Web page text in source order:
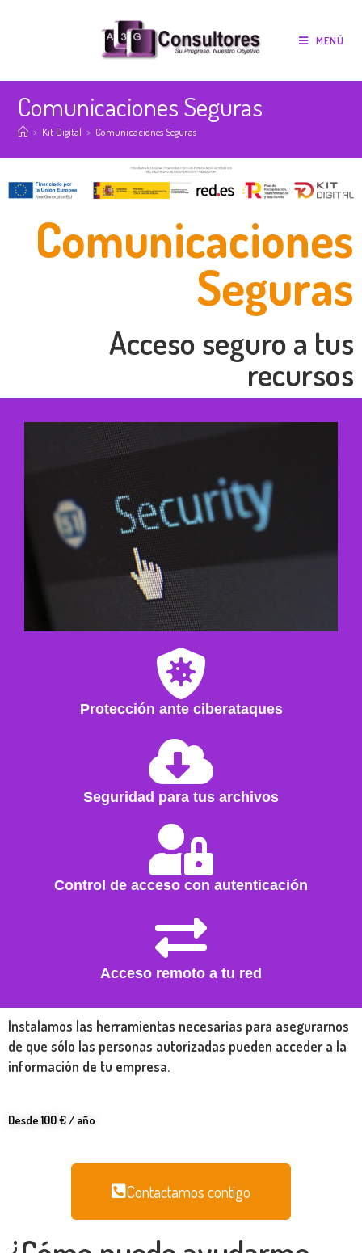
MENÚ
Comunicaciones Seguras
> Kit Digital > Comunicaciones Seguras
Comunicaciones
Seguras
Acceso seguro a tus
recursos
Protección ante ciberataques
Seguridad para tus archivos
Control de acceso con autenticación
Acceso remoto a tu red
Instalamos las herramientas necesarias para asegurarnos
de que sólo las personas autorizadas pueden acceder a la
información de tu empresa.
Desde 100 € / año
Contactamos contigo